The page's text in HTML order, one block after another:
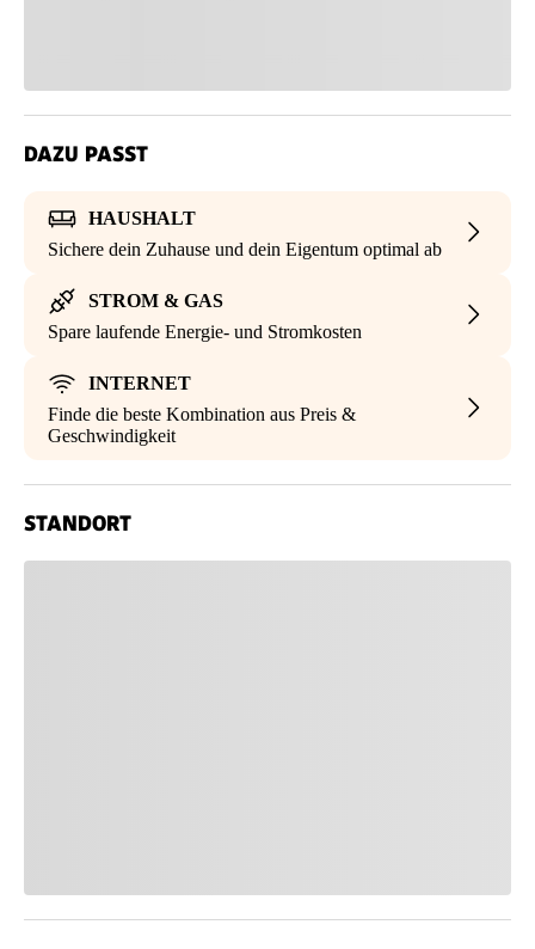
DAZU PASST
HAUSHALT
Sichere dein Zuhause und dein Eigentum optimal ab
STROM & GAS
Spare laufende Energie- und Stromkosten
INTERNET
Finde die beste Kombination aus Preis &
Geschwindigkeit
STANDORT